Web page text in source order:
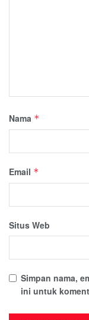
Nama *
Email *
Situs Web
Simpan nama,
ini untuk